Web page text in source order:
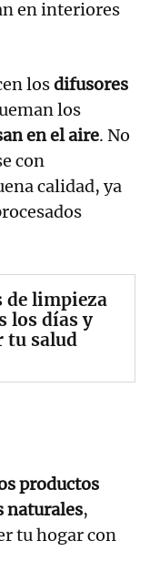
en interiores
losdifusores
los
en el aire. No
con
calidad, ya
de limpieza
los días y
tu salud
productos
naturales,
tu hogar con